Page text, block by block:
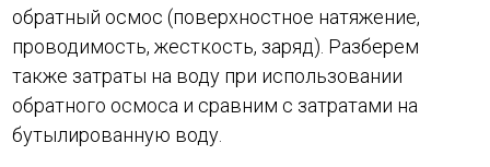
обратный осмос (поверхностное натяжение,
проводимость, жесткость, заряд). Разберем
также затраты на воду при использовании
обратного осмоса и сравним с затратами на
бутылированную воду.